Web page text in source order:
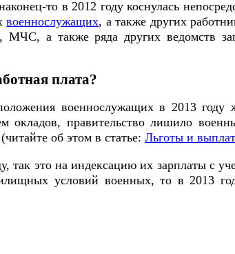
то в 2012 году коснулась
военнослужащих, а также других
а также ряда других ведомств
плата?
военнослужащих в 2013 году
правительство лишило
об этом в статье: Льготы и
так это на индексацию их зарплаты с
условий военных, то в 2013